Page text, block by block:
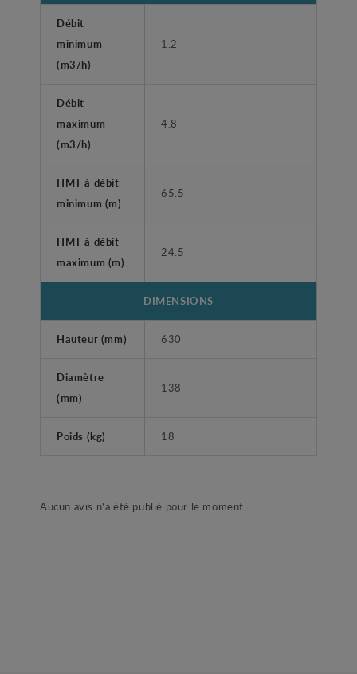
Débit
minimum
(m3/h)
1.2
Débit
maximum
(m3/h)
4.8
HMT à débit
minimum (m)
65.5
HMT à débit
maximum (m)
24.5
DIMENSIONS
Hauteur (mm) 630
Diamètre
(mm)
138
Poids (kg) 18
Aucun avis n'a été publié pour le moment.